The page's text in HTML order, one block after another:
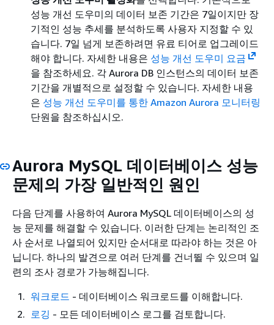
성능 개선 도우미의 데이터 보존 기간은 7일이지만 장
기적인 성능 추세를 분석하도록 사용자 지정할 수 있
습니다. 7일 넘게 보존하려면 유료 티어로 업그레이드
해야 합니다. 자세한 내용은 성능 개선 도우미 요금
을 참조하세요. 각 Aurora DB 인스턴스의 데이터 보존
기간을 개별적으로 설정할 수 있습니다. 자세한 내용
은 성능 개선 도우미를 통한 Amazon Aurora 모니터링
단원을 참조하십시오.
Aurora MySQL 데이터베이스 성능
문제의 가장 일반적인 원인
다음 단계를 사용하여 Aurora MySQL 데이터베이스의 성
능 문제를 해결할 수 있습니다. 이러한 단계는 논리적인 조
사 순서로 나열되어 있지만 순서대로 따라야 하는 것은 아
닙니다. 하나의 발견으로 여러 단계를 건너뛸 수 있으며 일
련의 조사 경로가 가능해집니다.
워크로드 - 데이터베이스 워크로드를 이해합니다.
로깅 - 모든 데이터베이스 로그를 검토합니다.